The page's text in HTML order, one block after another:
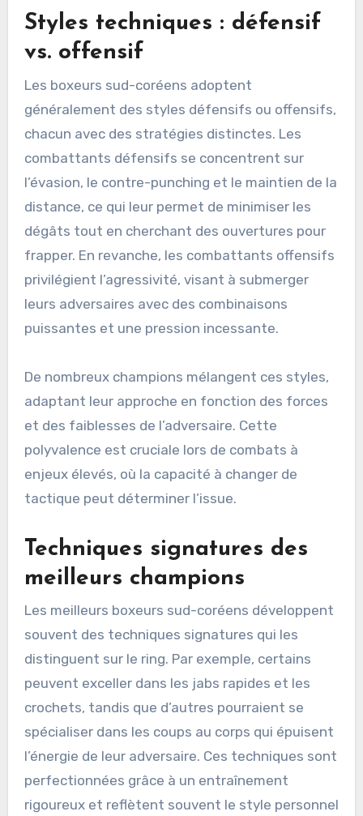
Styles techniques : défensif
vs. offensif
Les boxeurs sud-coréens adoptent
généralement des styles défensifs ou offensifs,
chacun avec des stratégies distinctes. Les
combattants défensifs se concentrent sur
l’évasion, le contre-punching et le maintien de la
distance, ce qui leur permet de minimiser les
dégâts tout en cherchant des ouvertures pour
frapper. En revanche, les combattants offensifs
privilégient l’agressivité, visant à submerger
leurs adversaires avec des combinaisons
puissantes et une pression incessante.
De nombreux champions mélangent ces styles,
adaptant leur approche en fonction des forces
et des faiblesses de l’adversaire. Cette
polyvalence est cruciale lors de combats à
enjeux élevés, où la capacité à changer de
tactique peut déterminer l’issue.
Techniques signatures des
meilleurs champions
Les meilleurs boxeurs sud-coréens développent
souvent des techniques signatures qui les
distinguent sur le ring. Par exemple, certains
peuvent exceller dans les jabs rapides et les
crochets, tandis que d’autres pourraient se
spécialiser dans les coups au corps qui épuisent
l’énergie de leur adversaire. Ces techniques sont
perfectionnées grâce à un entraînement
rigoureux et reflètent souvent le style personnel